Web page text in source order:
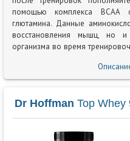
помощью комплекса
глютамина. Данные
восстановления мышц, но и
организма во время
Dr Hoffman Top Whey